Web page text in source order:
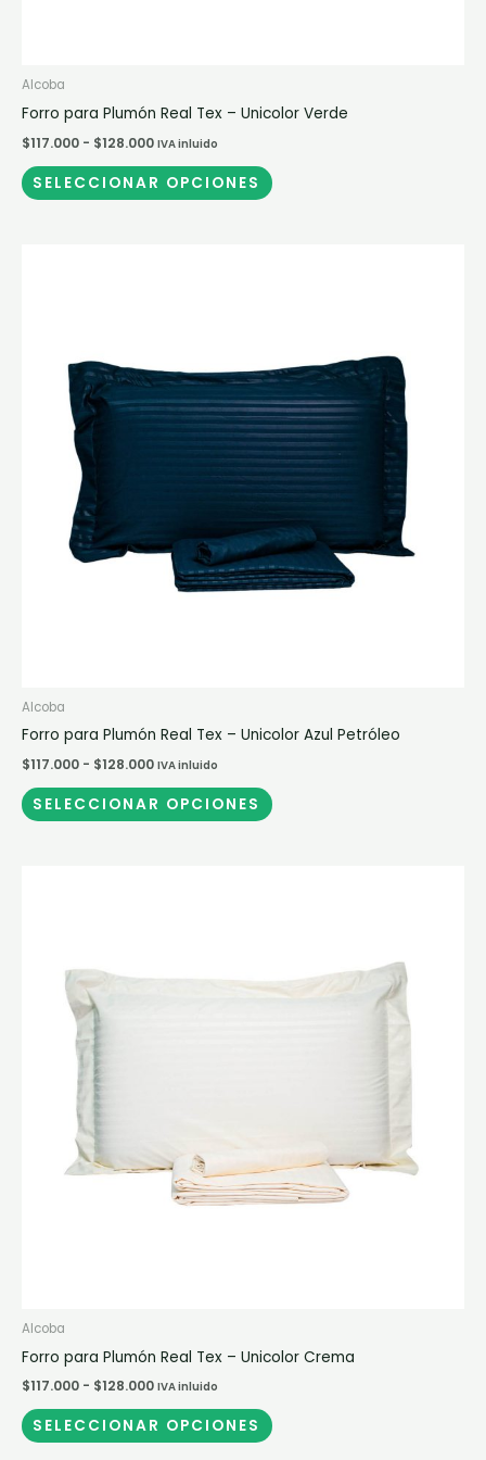
Alcoba
Forro para Plumón Real Tex – Unicolor Verde
$117.000 - $128.000 IVA inluido
SELECCIONAR OPCIONES
Alcoba
Forro para Plumón Real Tex – Unicolor Azul Petróleo
$117.000 - $128.000 IVA inluido
SELECCIONAR OPCIONES
variantes.
Las
opciones
se
pueden
en
la
página
Alcoba
Forro para Plumón Real Tex – Unicolor Crema
$117.000 - $128.000
$128.000
IVA inluido
SELECCIONAR OPCIONES
variantes.
la
página